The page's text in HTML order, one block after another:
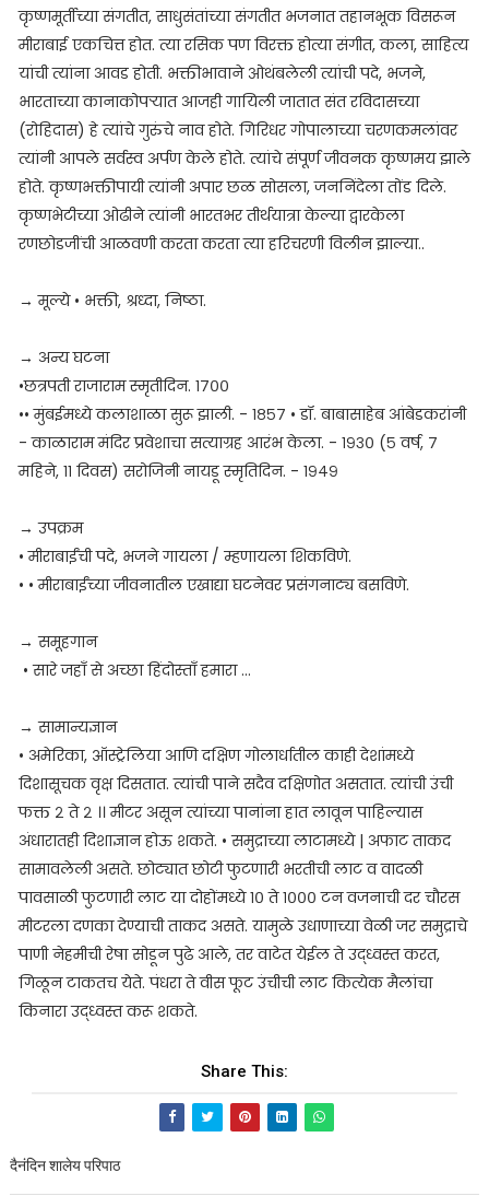
कृष्णमूर्तीच्या संगतीत, साधुसंतांच्या संगतीत भजनात तहानभूक विसरून
मीराबाई एकचित्त होत. त्या रसिक पण विरक्त होत्या संगीत, कला, साहित्य
यांची त्यांना आवड होती. भक्तीभावाने ओथंबलेली त्यांची पदे, भजने,
भारताच्या कानाकोपऱ्यात आजही गायिली जातात संत रविदासच्या
(रोहिदास) हे त्यांचे गुरुंचे नाव होते. गिरिधर गोपालाच्या चरणकमलांवर
त्यांनी आपले सर्वस्व अर्पण केले होते. त्यांचे संपूर्ण जीवनक कृष्णमय झाले
होते. कृष्णभक्तीपायी त्यांनी अपार छळ सोसला, जननिंदेला तोंड दिले.
कृष्णभेटीच्या ओढीने त्यांनी भारतभर तीर्थयात्रा केल्या द्वारकेला
रणछोडजींची आळवणी करता करता त्या हरिचरणी विलीन झाल्या..
→ मूल्ये • भक्ती, श्रध्दा, निष्ठा.
→ अन्य घटना
•छत्रपती राजाराम स्मृतीदिन. १७००
•• मुंबईमध्ये कलाशाळा सुरू झाली. - १८५७ • डॉ. बाबासाहेब आंबेडकरांनी
- काळाराम मंदिर प्रवेशाचा सत्याग्रह आरंभ केला. - १९३० (५ वर्ष, ७
महिने, ११ दिवस) सरोजिनी नायडू स्मृतिदिन. - १९४९
→ उपक्रम
• मीराबाईंची पदे, भजने गायला / म्हणायला शिकविणे.
• • मीराबाईंच्या जीवनातील एखाद्या घटनेवर प्रसंगनाट्य बसविणे.
→ समूहगान
• सारे जहाँ से अच्छा हिंदोस्ताँ हमारा ...
→ सामान्यज्ञान
• अमेरिका, ऑस्ट्रेलिया आणि दक्षिण गोलार्धातील काही देशांमध्ये
दिशासूचक वृक्ष दिसतात. त्यांची पाने सदैव दक्षिणोत असतात. त्यांची उंची
फक्त २ ते २ ।। मीटर असून त्यांच्या पानांना हात लावून पाहिल्यास
अंधारातही दिशाज्ञान होऊ शकते. • समुद्राच्या लाटामध्ये | अफाट ताकद
सामावलेली असते. छोट्यात छोटी फुटणारी भरतीची लाट व वादळी
पावसाळी फुटणारी लाट या दोहोंमध्ये १० ते १००० टन वजनाची दर चौरस
मीटरला दणका देण्याची ताकद असते. यामुळे उधाणाच्या वेळी जर समुद्राचे
पाणी नेहमीची रेषा सोडून पुढे आले, तर वाटेत येईल ते उद्ध्वस्त करत,
गिळून टाकतच येते. पंधरा ते वीस फूट उंचीची लाट कित्येक मैलांचा
किनारा उद्ध्वस्त करू शकते.
Share This:
दैनंदिन शालेय परिपाठ